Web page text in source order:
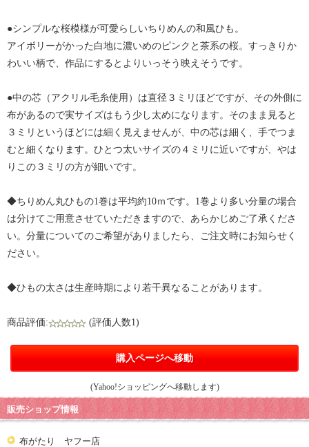
●シンプルな桜模様が可愛らしいちりめんの和風ひも。
アイボリーがかった白地に濃いめのピンクと茶系の桜。すっきりか
わいい柄で、作品にするとよりいっそう映えそうです。
●中の芯（アクリル毛糸使用）は直径３ミリほどですが、その外側に
布があるので実サイズはもう少し太めになります。そのまま見ると
３ミリというほどには細く見えませんが、中の芯は細く、手でつま
むと細くなります。ひとつ太いサイズの４ミリに近いですが、やは
りこの３ミリの方が細いです。
◆ちりめん丸ひもの1巻は平均約10ｍです。1巻より多い分量の場合
は分けてご用意させていただきますので、あらかじめご了承くださ
い。分量についてのご希望がありましたら、ご注文時にお知らせく
ださい。
◆ひもの太さは生産時期により若干異なることがあります。
商品評価: (評価人数1)
購入ページへ移動
(Yahoo!ショッピングへ移動します)
販売ショップ情報
布がたり ヤフー店